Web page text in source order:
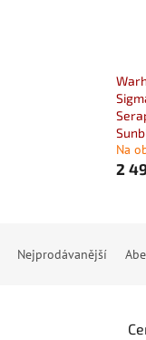
Na
2
Nejprodávanější